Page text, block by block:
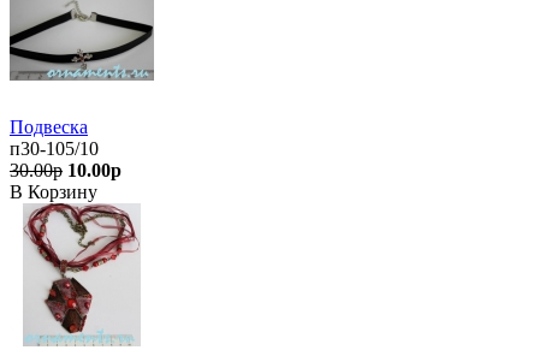
Подвеска
п30-105/10
30.00р 10.00р
В Корзину